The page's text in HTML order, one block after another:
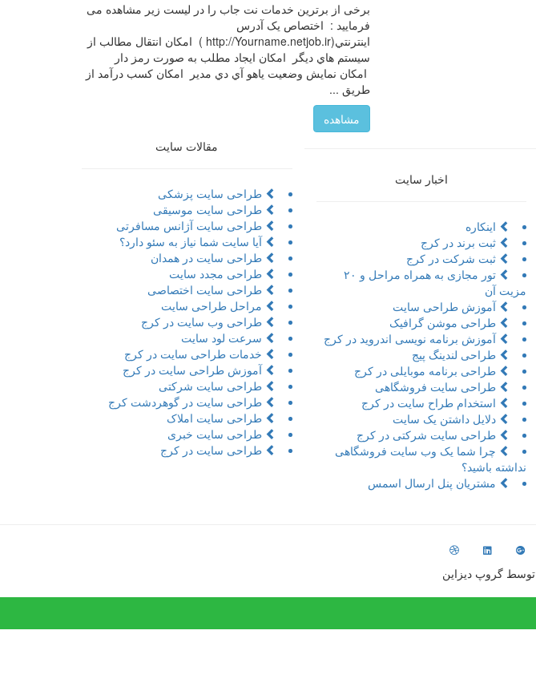
برخی از برترین خدمات نت جاب را در لیست زیر مشاهده می
فرمایید : اختصاص يک آدرس
اينترنتي(http://Yourname.netjob.ir ) امكان انتقال مطالب از
سيستم هاي ديگر امكان ايجاد مطلب به صورت رمز دار
امكان نمايش وضعيت ياهو آي دي مدير امکان کسب درآمد از
طريق ...
مشاهده
مقالات سایت
طراحی سایت پزشکی
طراحی سایت موسیقی
طراحی سایت آژانس مسافرتی
آیا سایت شما نیاز به سئو دارد؟
طراحی سایت در همدان
طراحی مجدد سایت
طراحی سایت اختصاصی
مراحل طراحی سایت
طراحی وب سایت در کرج
سرعت لود سایت
خدمات طراحی سایت در کرج
آموزش طراحی سایت در کرج
طراحی سایت شرکتی
طراحی سایت در گوهردشت کرج
طراحی سایت املاک
طراحی سایت خبری
طراحی سایت در کرج
اخبار سایت
اینکاره
ثبت برند در کرج
ثبت شرکت در کرج
تور مجازی به همراه مراحل و ۲۰
مزیت آن
آموزش طراحی سایت
طراحی موشن گرافیک
آموزش برنامه نویسی اندروید در کرج
طراحی لندینگ پیج
طراحی برنامه موبایلی در کرج
طراحی سایت فروشگاهی
استخدام طراح سایت در کرج
دلایل داشتن یک سایت
طراحی سایت شرکتی در کرج
چرا شما یک وب سایت فروشگاهی
نداشته باشید؟
مشتریان پنل ارسال اسمس
توسط گروپ دیزاین